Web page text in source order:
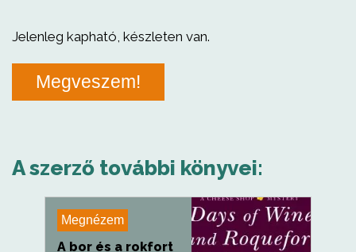
Jelenleg kapható, készleten van.
Megveszem!
A szerző további könyvei:
Megnézem
A bor és a rokfort